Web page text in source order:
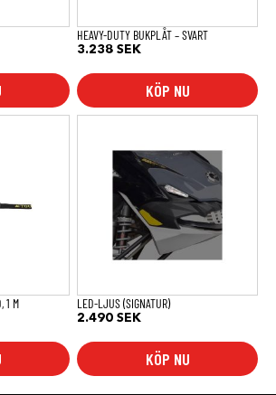
HEAVY-DUTY BUKPLÅT – SVART
3.238 SEK
KÖP NU
1 M LED-LJUS (SIGNATUR)
2.490 SEK
KÖP NU